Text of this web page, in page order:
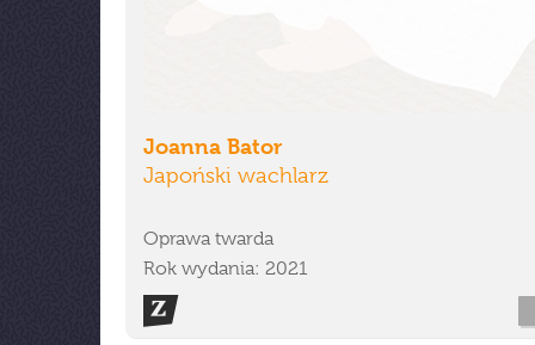
Joanna Bator
Japoński wachlarz
Oprawa twarda
Rok wydania: 2021